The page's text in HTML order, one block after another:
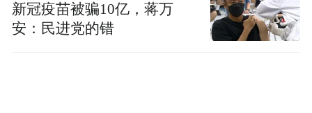
新冠疫苗被骗10亿，蒋万
安：民进党的错